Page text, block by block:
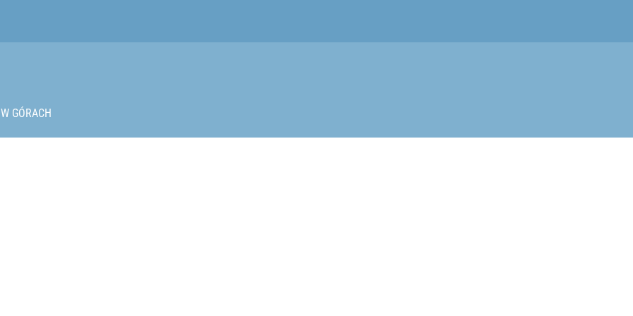
wyglądał jak pocisk z wyrzutni RPG
W GÓRACH